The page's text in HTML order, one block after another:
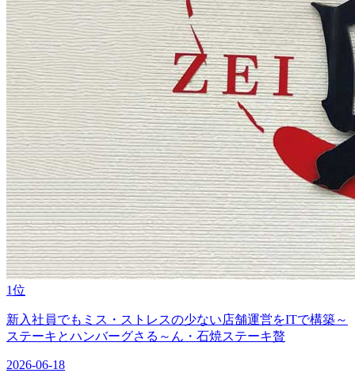
1位
新入社員でもミス・ストレスの少ない店舗運営をITで構築～
ステーキとハンバーグさる～ん・石焼ステーキ贅
2026-06-18